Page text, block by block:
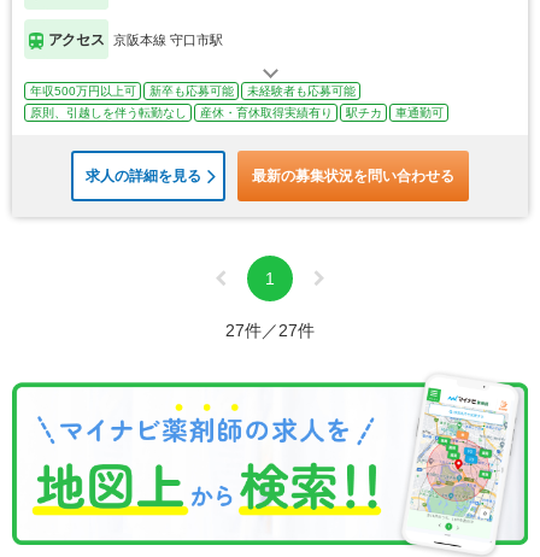
アクセス 京阪本線 守口市駅
年収500万円以上可 新卒も応募可能
未経験者も応募可能
原則、引越しを伴う転勤なし
産休・育休取得実績有り 駅チカ 車通勤可
求人の詳細を見る 最新の募集状況を問い合わせる
1
27件／27件